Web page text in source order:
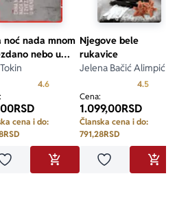
je 5.0 od 5
noć nada mnom
nebo u
4.6Prosecna ocena je 4.6 od 5
RSD
cena i do:
RSD
Dodaj u omiljeneDODAJ U KORPU
Njegove bele
rukavice
Jelena Bačić Alimpić
4.5
Cena:
1.099,00RSD
Članska cena i do:
791,28RSD
Dodaj u